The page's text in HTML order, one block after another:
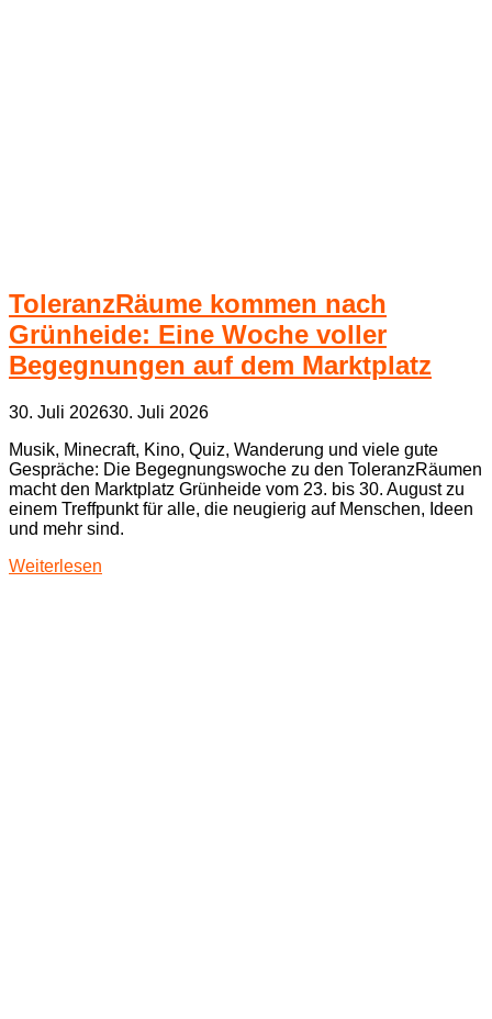
ToleranzRäume kommen nach
Grünheide: Eine Woche voller
Begegnungen auf dem Marktplatz
30. Juli 202630. Juli 2026
Musik, Minecraft, Kino, Quiz, Wanderung und viele gute
Gespräche: Die Begegnungswoche zu den ToleranzRäumen
macht den Marktplatz Grünheide vom 23. bis 30. August zu
einem Treffpunkt für alle, die neugierig auf Menschen, Ideen
und mehr sind.
Weiterlesen